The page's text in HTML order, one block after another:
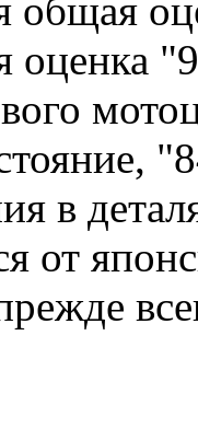
общая
оценка
в
от